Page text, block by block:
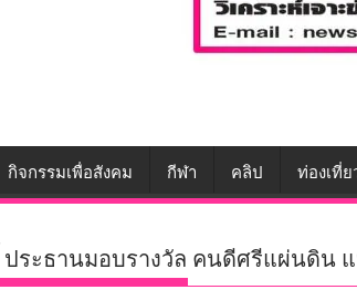
กิจกรรมเพื่อสังคม กีฬา คลิป ท่องเที่ย
ประธานมอบรางวัล คนดีศรีแผ่นดิน